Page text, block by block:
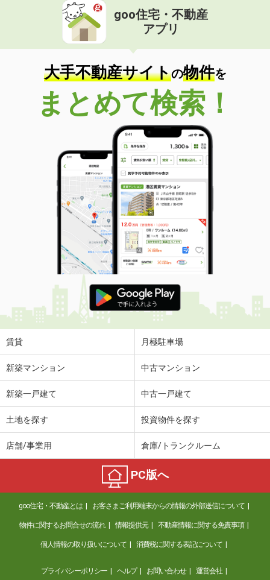
goo住宅・不動産
アプリ
大手不動産サイトの物件を
まとめて検索！
賃貸 月極駐車場
新築マンション 中古マンション
新築一戸建て 中古一戸建て
土地を探す 投資物件を探す
店舗/事業用 倉庫/トランクルーム
PC版へ
goo住宅・不動産とは お客さまご利用端末からの情報の外部送信について
物件に関するお問合せの流れ 情報提供元 不動産情報に関する免責事項
個人情報の取り扱いについて 消費税に関する表記について
プライバシーポリシー ヘルプ お問い合わせ 運営会社